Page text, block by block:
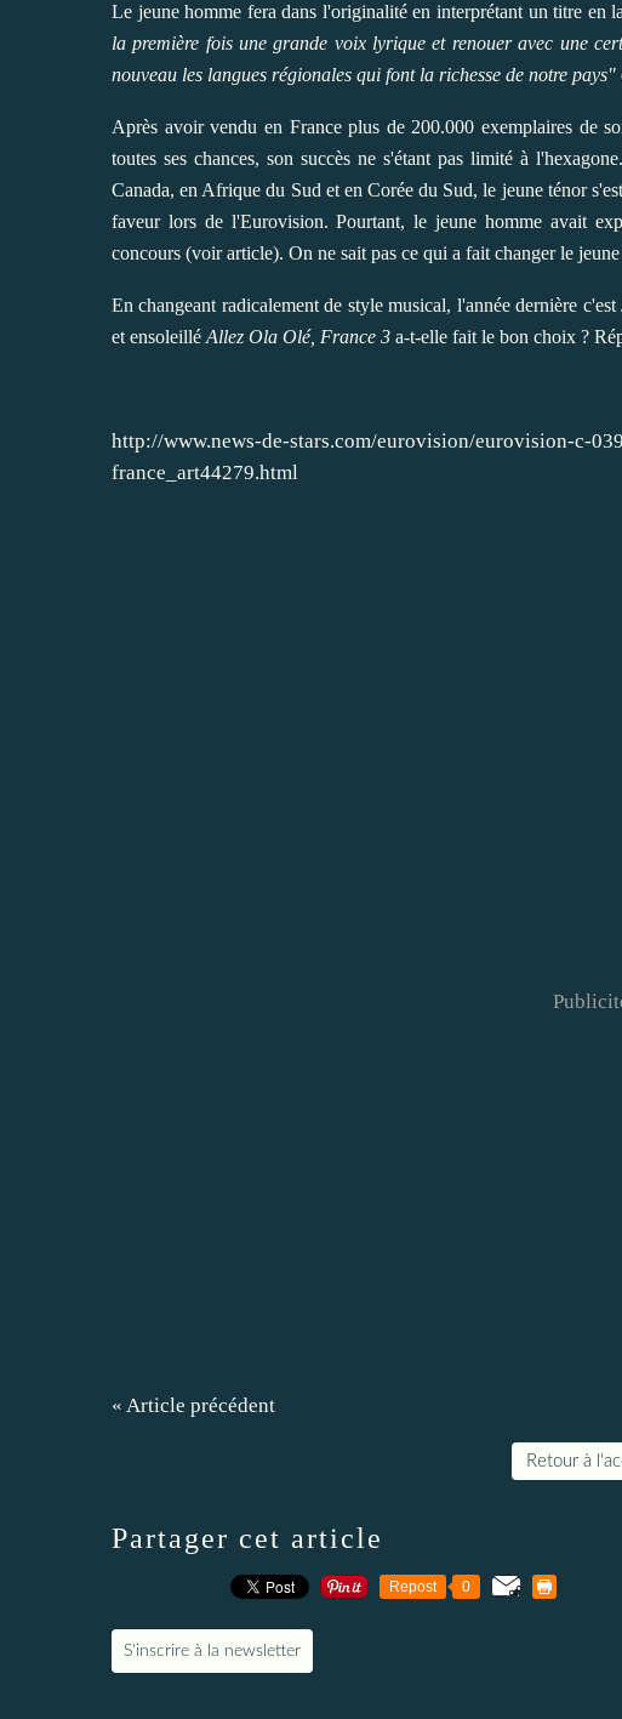
Le jeune homme fera dans l'originalité en interprétant un titre en
la première fois une grande voix lyrique et renouer avec une
nouveau les langues régionales qui font la richesse de notre pays"
Après avoir vendu en France plus de 200.000 exemplaires de
toutes ses chances, son succès ne s'étant pas limité à
Canada, en Afrique du Sud et en Corée du Sud, le jeune ténor
faveur lors de l'Eurovision. Pourtant, le jeune homme avait
concours (voir article). On ne sait pas ce qui a fait changer le
En changeant radicalement de style musical, l'année dernière
et ensoleillé Allez Ola Olé, France 3 a-t-elle fait le bon choix ?
http://www.news-de-stars.com/eurovision/eurovision-c-
france_art44279.html
« Article précédent
Retour à
Partager cet article
Repost 0
S'inscrire à la newsletter